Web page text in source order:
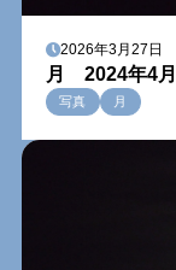
2026年3月27日
月 2024年4
写真 月